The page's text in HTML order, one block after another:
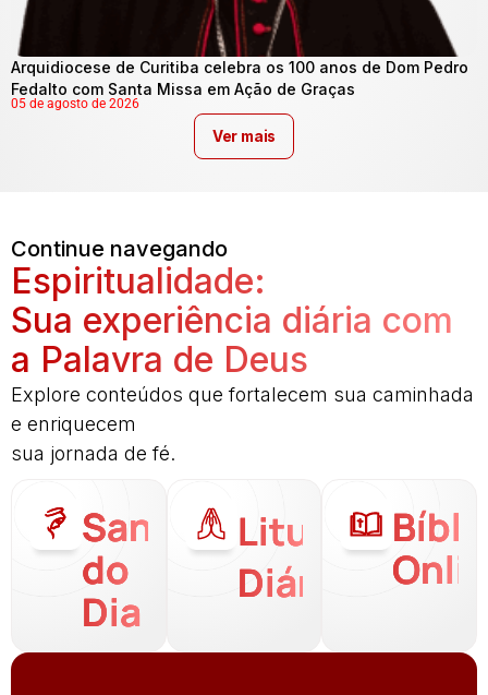
Arquidiocese de Curitiba celebra os 100 anos de Dom Pedro
Fedalto com Santa Missa em Ação de Graças
05 de agosto de 2026
Ver mais
Continue navegando
Espiritualidade:
Sua experiência diária com
a Palavra de Deus
Explore conteúdos que fortalecem sua caminhada
e enriquecem
sua jornada de fé.
Santo
do
Dia
Liturgia
Diária